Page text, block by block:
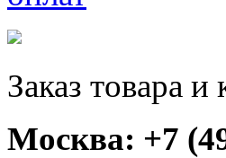
Заказ товара
Москва: +7